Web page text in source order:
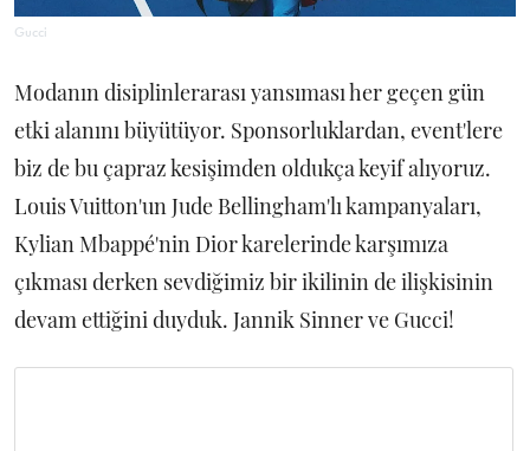
Gucci
Modanın disiplinlerarası yansıması her geçen gün
etki alanını büyütüyor. Sponsorluklardan, event'lere
biz de bu çapraz kesişimden oldukça keyif alıyoruz.
Louis Vuitton'un Jude Bellingham'lı kampanyaları,
Kylian Mbappé'nin Dior karelerinde karşımıza
çıkması derken sevdiğimiz bir ikilinin de ilişkisinin
devam ettiğini duyduk. Jannik Sinner ve Gucci!